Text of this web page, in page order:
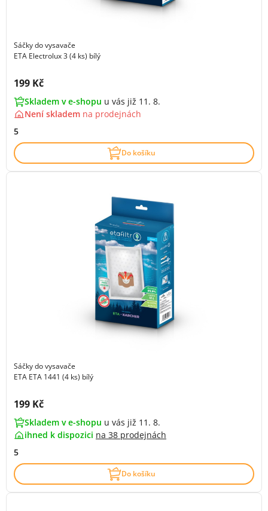
Sáčky do vysavače
ETA Electrolux 3 (4 ks) bílý
Cena s DPH:
199 Kč
Skladem v e-shopu u vás již 11. 8.
Není skladem na prodejnách
5
Do košíku
Sáčky do vysavače
ETA ETA 1441 (4 ks) bílý
Cena s DPH:
199 Kč
Skladem v e-shopu u vás již 11. 8.
ihned k dispozici na 38 prodejnách
5
Do košíku